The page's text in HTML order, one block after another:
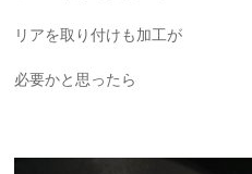
リアを取り付けも加工が
必要かと思ったら